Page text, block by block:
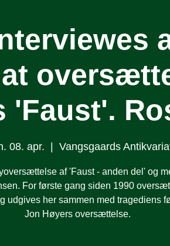
'Faust'.
08. apr. Vangsgaards
af 'Faust - anden del' og
For første gang siden 1990
udgives her sammen med tragediens
Jon Høyers oversættelse.